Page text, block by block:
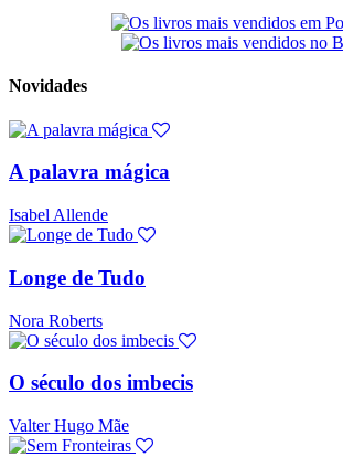
Novidades
A palavra mágica
Isabel Allende
Longe de Tudo
Nora Roberts
O século dos imbecis
Valter Hugo Mãe